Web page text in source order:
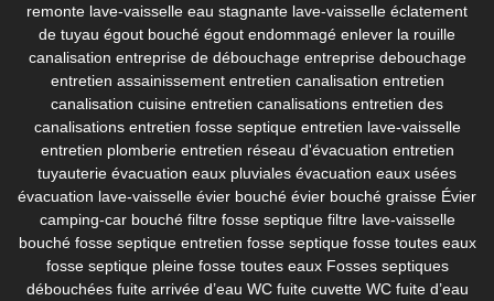
remonte lave-vaisselle eau stagnante lave-vaisselle éclatement
de tuyau égout bouché égout endommagé enlever la rouille
canalisation entreprise de débouchage entreprise debouchage
entretien assainissement entretien canalisation entretien
canalisation cuisine entretien canalisations entretien des
canalisations entretien fosse septique entretien lave-vaisselle
entretien plomberie entretien réseau d'évacuation entretien
tuyauterie évacuation eaux pluviales évacuation eaux usées
évacuation lave-vaisselle évier bouché évier bouché graisse Évier
camping-car bouché filtre fosse septique filtre lave-vaisselle
bouché fosse septique entretien fosse septique fosse toutes eaux
fosse septique pleine fosse toutes eaux Fosses septiques
débouchées fuite arrivée d’eau WC fuite cuvette WC fuite d’eau